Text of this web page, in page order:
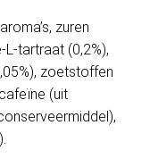
zuren
L-tartraat (0,2%),
zoetstoffen
(uit